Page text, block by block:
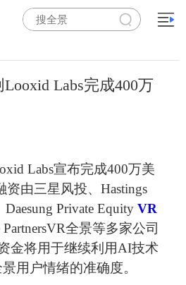
Labs完成400万
Labs宣布完成400万美
由三星风投、Hastings
Daesung Private Equity VR
PartnersVR全景等多家公司
金将用于继续利用AI技术
用户情绪的准确度。